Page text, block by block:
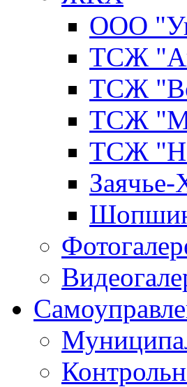
ООО
ТСЖ
ТСЖ
ТСЖ
ТСЖ